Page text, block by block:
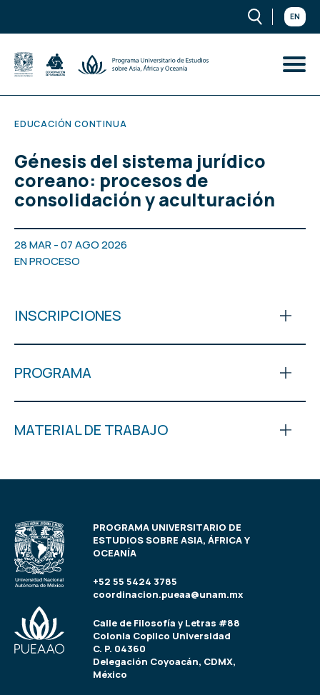
EN
EDUCACIÓN CONTINUA
Génesis del sistema jurídico
coreano: procesos de
consolidación y aculturación
28 MAR - 07 AGO 2026
EN PROCESO
INSCRIPCIONES
PROGRAMA
MATERIAL DE TRABAJO
PROGRAMA UNIVERSITARIO DE
ESTUDIOS SOBRE ASIA, ÁFRICA Y
OCEANÍA
+52 55 5424 3785
coordinacion.pueaa@unam.mx
Calle de Filosofía y Letras #88
Colonia Copilco Universidad
C. P. 04360
Delegación Coyoacán, CDMX,
México